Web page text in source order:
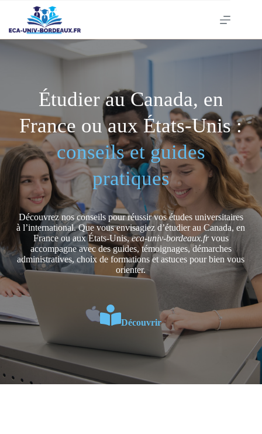
contenu
Étudier au Canada, en
France ou aux États-Unis :
conseils et guides
pratiques
Découvrez nos conseils pour réussir vos études universitaires
à l’international. Que vous envisagiez d’étudier au Canada, en
France ou aux États-Unis,eca-univ-bordeaux.frvous
accompagne avec des guides, témoignages, démarches
administratives, choix de formations et astuces pour bien vous
orienter.
Découvrir